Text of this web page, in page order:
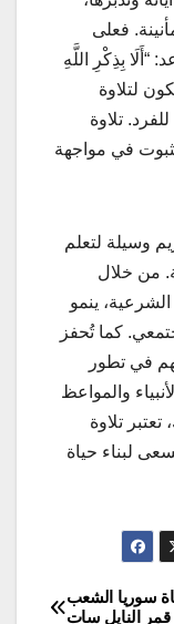
فعلى
“أَلَا بِذِكْرِ اللَّهِ
لتلاوة
تلاوة
في مواجهة
وسيلة لتعلم
من خلال
ينمو
كما تُحفز
في تطور
والمواعظ
تعتبر تلاوة
لبناء حياة
سوريا الشعب
النايل سات